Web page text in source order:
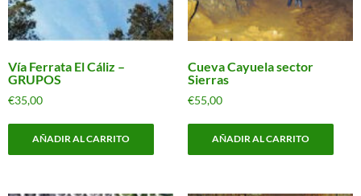
Vía Ferrata El Cáliz –
GRUPOS
€35,00
AÑADIR AL CARRITO
Cueva Cayuela sector
Sierras
€55,00
AÑADIR AL CARRITO